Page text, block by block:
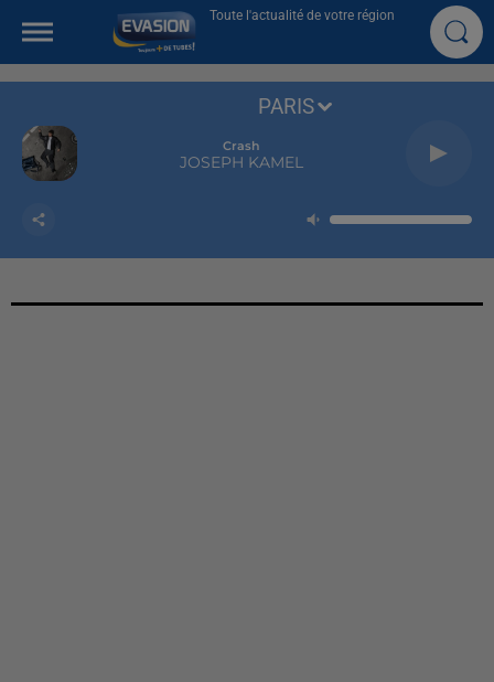
Toute l'actualité de votre région
Crash
JOSEPH KAMEL
PARIS